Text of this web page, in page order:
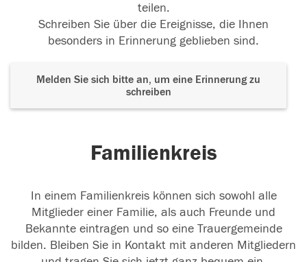
teilen.
Schreiben Sie über die Ereignisse, die Ihnen
besonders in Erinnerung geblieben sind.
Melden Sie sich bitte an, um eine Erinnerung zu
schreiben
Familienkreis
In einem Familienkreis können sich sowohl alle
Mitglieder einer Familie, als auch Freunde und
Bekannte eintragen und so eine Trauergemeinde
bilden. Bleiben Sie in Kontakt mit anderen Mitgliedern